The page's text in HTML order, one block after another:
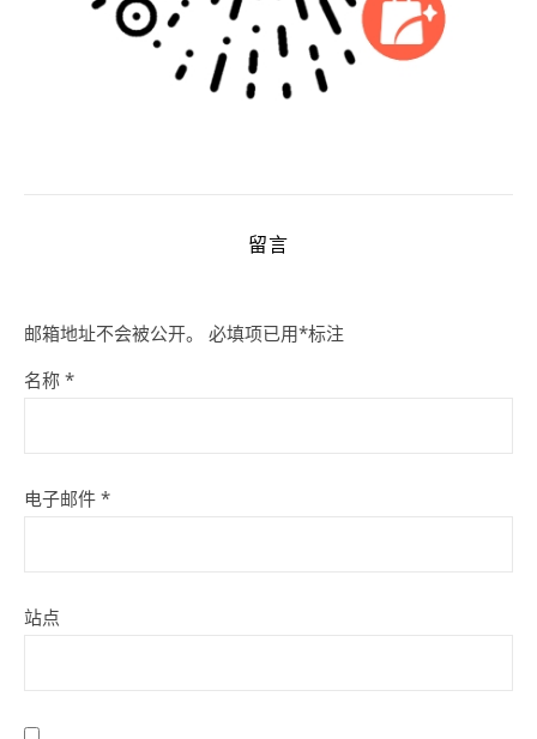
留言
邮箱地址不会被公开。 必填项已用*标注
名称 *
电子邮件 *
站点